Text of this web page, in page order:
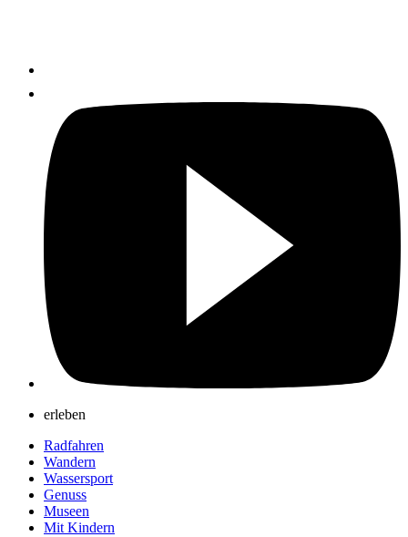
erleben
Radfahren
Wandern
Wassersport
Genuss
Museen
Mit Kindern